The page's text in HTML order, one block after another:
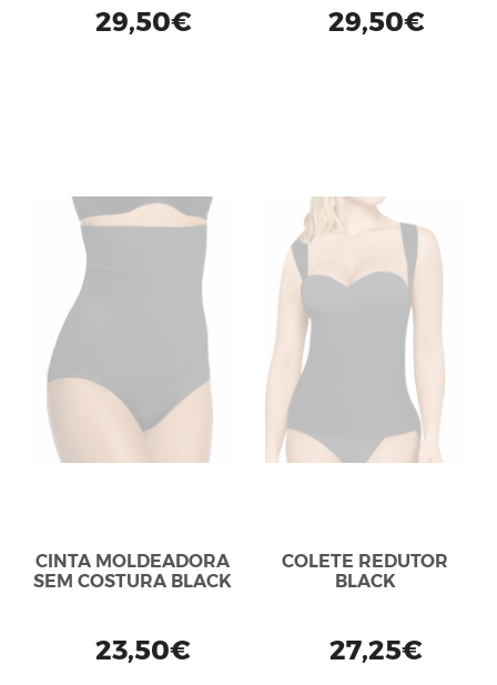
29,50€ 29,50€
CINTA MOLDEADORA
SEM COSTURA BLACK
23,50€
COLETE REDUTOR
BLACK
27,25€